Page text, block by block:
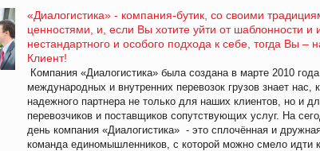
«Диалогистика» - компания-бутик, со своими
ценностями, и, если Вы хотите уйти от шаблонности и
нестандартного и особого подхода к себе, тогда Вы –
Клиент!
Компания «Диалогистика» была создана в марте 2010
международных и внутренних перевозок грузов знает нас,
надежного партнера не только для наших клиентов, но и
перевозчиков и поставщиков сопутствующих услуг. На
день компания «Диалогистика» - это сплочённая и
команда единомышленников, с которой можно смело идти к